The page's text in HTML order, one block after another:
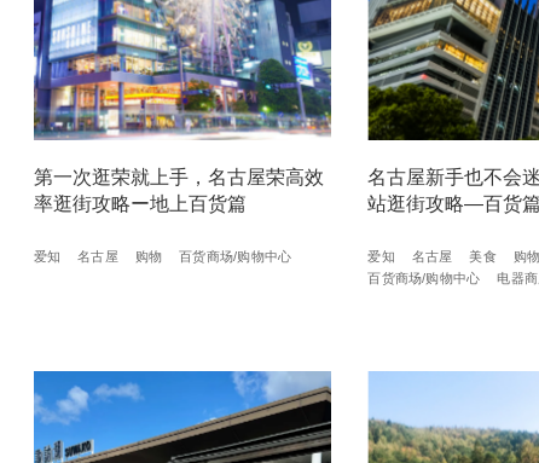
第一次逛荣就上手，名古屋荣高效
率逛街攻略ー地上百货篇
爱知 名古屋 购物 百货商场/购物中心
名古屋新手也不会
站逛街攻略—百货篇
爱知 名古屋 美食
购物
百货商场/购物中心
电器